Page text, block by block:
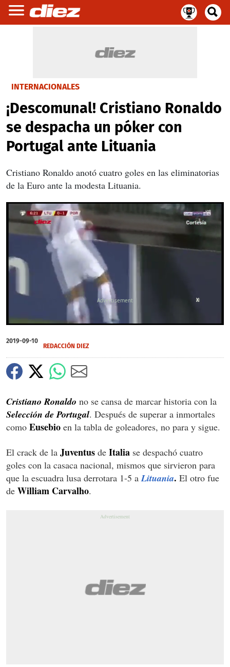
INTERNACIONALES
¡Descomunal! Cristiano Ronaldo
se despacha un póker con
Portugal ante Lituania
Cristiano Ronaldo anotó cuatro goles en las eliminatorias
de la Euro ante la modesta Lituania.
of
1
50
seconds
X
2019-09-10
REDACCIÓN DIEZ
Cristiano Ronaldo no se cansa de marcar historia con la
Selección de Portugal. Después de superar a inmortales
como Eusebio en la tabla de goleadores, no para y sigue.
El crack de la Juventus de Italia se despachó cuatro
goles con la casaca nacional, mismos que sirvieron para
que la escuadra lusa derrotara 1-5 a Lituania. El otro fue
de William Carvalho.